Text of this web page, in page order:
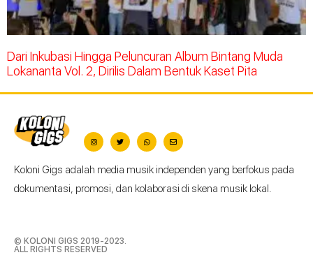
Dari Inkubasi Hingga Peluncuran Album Bintang Muda
Lokananta Vol. 2, Dirilis Dalam Bentuk Kaset Pita
Koloni Gigs adalah media musik independen yang berfokus pada
dokumentasi, promosi, dan kolaborasi di skena musik lokal.
© KOLONI GIGS 2019-2023.
ALL RIGHTS RESERVED